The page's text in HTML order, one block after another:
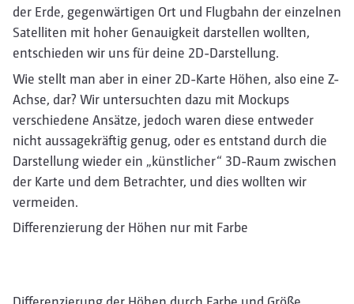
der Erde, gegenwärtigen Ort und Flugbahn der einzelnen
Satelliten mit hoher Genauigkeit darstellen wollten,
entschieden wir uns für deine 2D-Darstellung.
Wie stellt man aber in einer 2D-Karte Höhen, also eine Z-
Achse, dar? Wir untersuchten dazu mit Mockups
verschiedene Ansätze, jedoch waren diese entweder
nicht aussagekräftig genug, oder es entstand durch die
Darstellung wieder ein „künstlicher“ 3D-Raum zwischen
der Karte und dem Betrachter, und dies wollten wir
vermeiden.
Differenzierung der Höhen nur mit Farbe